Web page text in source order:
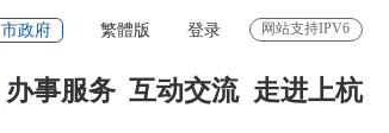
市政府 繁體版 登录 网站支持IPV6
办事服务 互动交流 走进上杭